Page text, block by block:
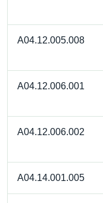
A04.12.005.008
A04.12.006.001
A04.12.006.002
A04.14.001.005